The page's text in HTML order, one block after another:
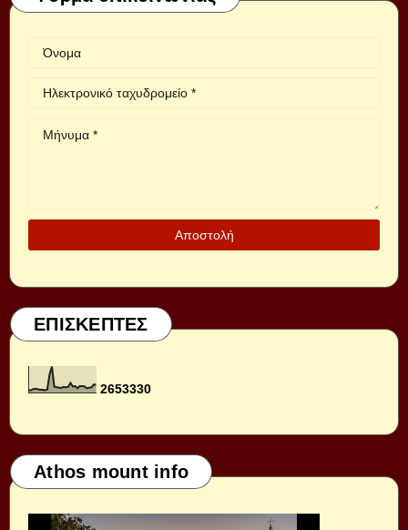
ΕΠΙΣΚΕΠΤΕΣ
2653330
Athos mount info